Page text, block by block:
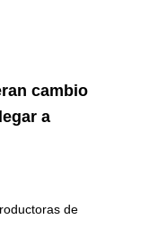
cambio
a
de